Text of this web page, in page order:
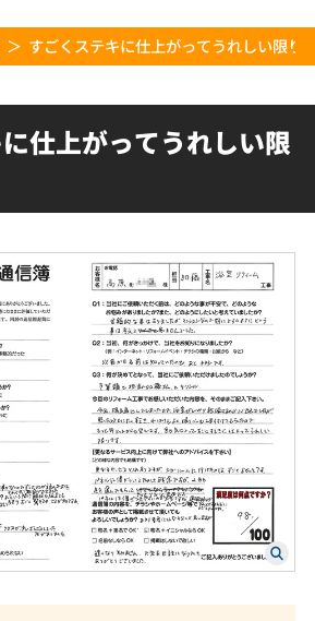
すごくステキに仕上がってうれしい限り
仕上がってうれしい限